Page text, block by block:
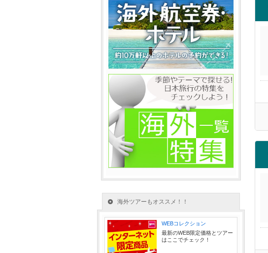
海外ツアーもオススメ！！
WEBコレクション
最新のWEB限定価格とツアー
はここでチェック！